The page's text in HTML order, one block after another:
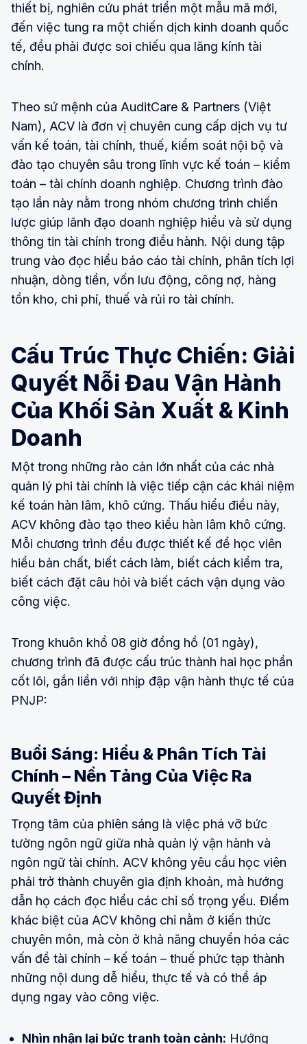
thiết bị, nghiên cứu phát triển một mẫu mã mới,
đến việc tung ra một chiến dịch kinh doanh quốc
tế, đều phải được soi chiếu qua lăng kính tài
chính.
Theo sứ mệnh của AuditCare & Partners (Việt
Nam), ACV là đơn vị chuyên cung cấp dịch vụ tư
vấn kế toán, tài chính, thuế, kiểm soát nội bộ và
đào tạo chuyên sâu trong lĩnh vực kế toán – kiểm
toán – tài chính doanh nghiệp. Chương trình đào
tạo lần này nằm trong nhóm chương trình chiến
lược giúp lãnh đạo doanh nghiệp hiểu và sử dụng
thông tin tài chính trong điều hành. Nội dung tập
trung vào đọc hiểu báo cáo tài chính, phân tích lợi
nhuận, dòng tiền, vốn lưu động, công nợ, hàng
tồn kho, chi phí, thuế và rủi ro tài chính.
Cấu Trúc Thực Chiến: Giải
Quyết Nỗi Đau Vận Hành
Của Khối Sản Xuất & Kinh
Doanh
Một trong những rào cản lớn nhất của các nhà
quản lý phi tài chính là việc tiếp cận các khái niệm
kế toán hàn lâm, khô cứng. Thấu hiểu điều này,
ACV không đào tạo theo kiểu hàn lâm khô cứng.
Mỗi chương trình đều được thiết kế để học viên
hiểu bản chất, biết cách làm, biết cách kiểm tra,
biết cách đặt câu hỏi và biết cách vận dụng vào
công việc.
Trong khuôn khổ 08 giờ đồng hồ (01 ngày),
chương trình đã được cấu trúc thành hai học phần
cốt lõi, gắn liền với nhịp đập vận hành thực tế của
PNJP:
Buổi Sáng: Hiểu & Phân Tích Tài
Chính – Nền Tảng Của Việc Ra
Quyết Định
Trọng tâm của phiên sáng là việc phá vỡ bức
tường ngôn ngữ giữa nhà quản lý vận hành và
ngôn ngữ tài chính. ACV không yêu cầu học viên
phải trở thành chuyên gia định khoản, mà hướng
dẫn họ cách đọc hiểu các chỉ số trọng yếu. Điểm
khác biệt của ACV không chỉ nằm ở kiến thức
chuyên môn, mà còn ở khả năng chuyển hóa các
vấn đề tài chính – kế toán – thuế phức tạp thành
những nội dung dễ hiểu, thực tế và có thể áp
dụng ngay vào công việc.
Nhìn nhận lại bức tranh toàn cảnh: Hướng